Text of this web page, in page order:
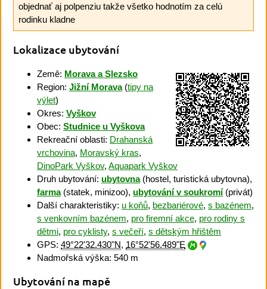
objednať aj polpenziu takže všetko hodnotím za celú
rodinku kladne
Lokalizace ubytování
Země: Morava a Slezsko
Region: Jižní Morava(tipy na
výlet)
Okres: Vyškov
Obec: Studnice u Vyškova
Rekreační oblasti: Drahanská
vrchovina, Moravský kras,
DinoPark Vyškov, Aquapark Vyškov
Druh ubytování: ubytovna(hostel, turistická ubytovna),
farma(statek, minizoo), ubytování v soukromí(privát)
Další charakteristiky: u koňů, bezbariérové, s bazénem,
s venkovním bazénem, pro firemní akce, pro rodiny s
dětmi, pro cyklisty, s večeří, s dětským hřištěm
GPS: 49°22'32.430"N, 16°52'56.489"E
Nadmořská výška: 540 m
Ubytování na mapě